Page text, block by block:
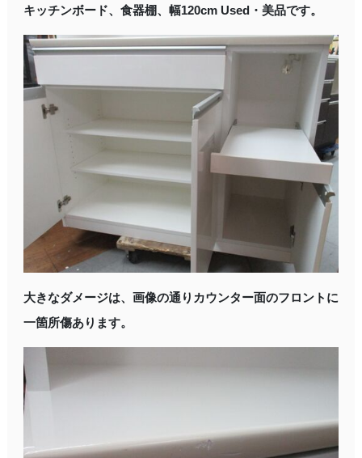
キッチンボード、食器棚、幅120cm Used・美品です。
大きなダメージは、画像の通りカウンター面のフロントに
一箇所傷あります。